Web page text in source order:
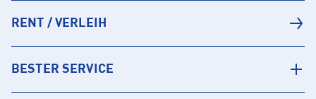
RENT / VERLEIH
BESTER SERVICE